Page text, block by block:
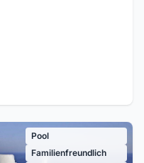
Pool
Familienfreundlich